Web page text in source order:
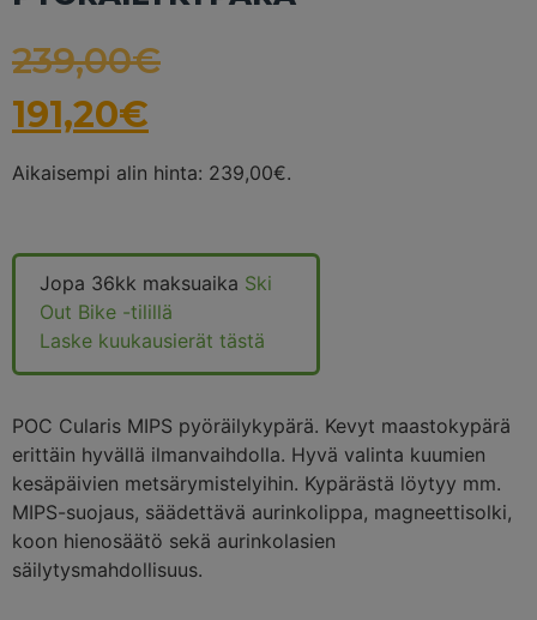
239,00€
191,20€
Aikaisempi alin hinta: 239,00€.
Jopa 36kk maksuaika Ski
Out Bike -tilillä
Laske kuukausierät tästä
POC Cularis MIPS pyöräilykypärä. Kevyt maastokypärä
erittäin hyvällä ilmanvaihdolla. Hyvä valinta kuumien
kesäpäivien metsärymistelyihin. Kypärästä löytyy mm.
MIPS-suojaus, säädettävä aurinkolippa, magneettisolki,
koon hienosäätö sekä aurinkolasien
säilytysmahdollisuus.